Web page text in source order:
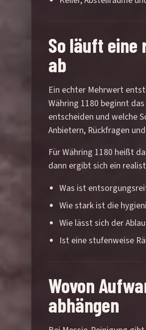
So läuft eine
ab
Ein echter Mehrwert
Währing 1180 beginnt
entscheiden und welche
Anbietern, Rückfragen
Für Währing 1180 heißt
dann ergibt sich ein
Was ist
Wie stark ist die
Wie lässt sich der
Ist eine stufenweise
Wovon
abhängen